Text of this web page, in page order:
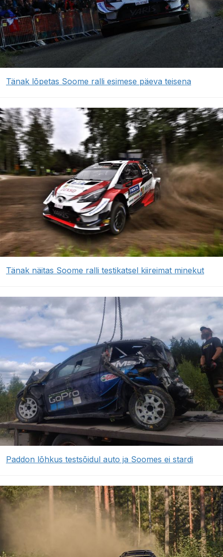
Tänak lõpetas Soome ralli esimese päeva teisena
Tänak näitas Soome ralli testikatsel kiireimat minekut
Paddon lõhkus testsõidul auto ja Soomes ei stardi